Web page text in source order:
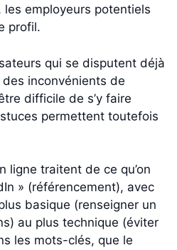
employeurs potentiels
profil.
qui se disputent déjà
des inconvénients de
difficile de s’y faire
permettent toutefois
ligne traitent de ce qu’on
» (référencement), avec
basique (renseigner un
au plus technique (éviter
les mots-clés, que le